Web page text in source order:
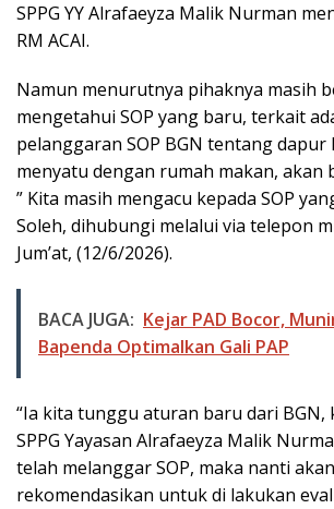
SPPG YY Alrafaeyza Malik Nurman
RM ACAI.
Namun menurutnya pihaknya masih
mengetahui SOP yang baru, terkait
pelanggaran SOP BGN tentang dapur
menyatu dengan rumah makan, akan
” Kita masih mengacu kepada SOP
Soleh, dihubungi melalui via telepon
Jum’at, (12/6/2026).
BACA JUGA: Kejar PAD Bocor,
Bapenda Optimalkan Gali PAP
“Ia kita tunggu aturan baru dari BGN,
SPPG Yayasan Alrafaeyza Malik
telah melanggar SOP, maka nanti
rekomendasikan untuk di lakukan